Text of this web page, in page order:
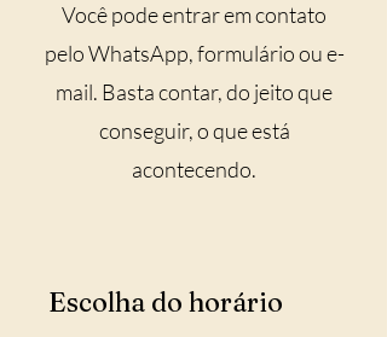
Você pode entrar em contato
pelo WhatsApp, formulário ou e-
mail. Basta contar, do jeito que
conseguir, o que está
acontecendo.
Escolha do horário